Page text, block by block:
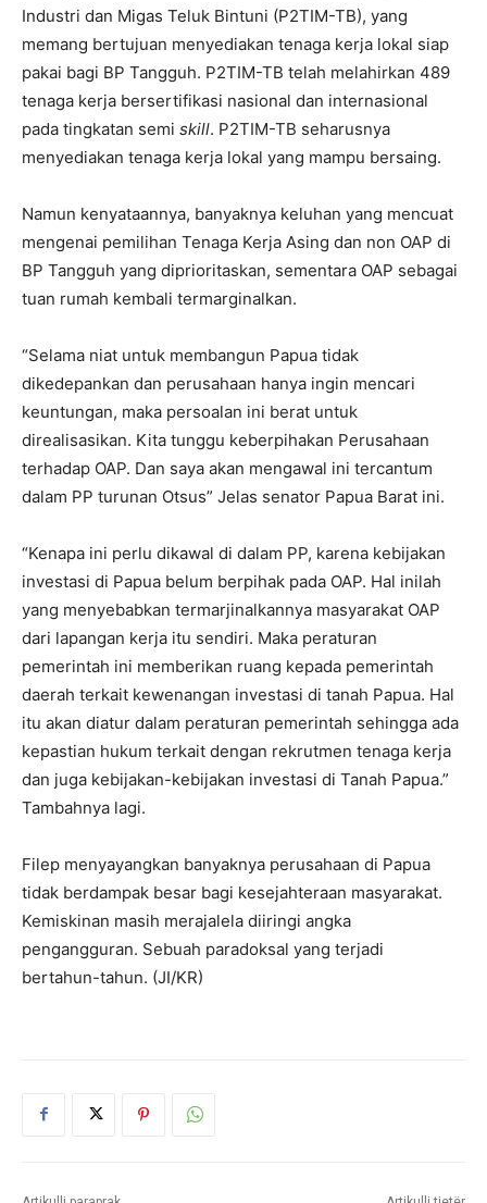
Industri dan Migas Teluk Bintuni (P2TIM-TB), yang
memang bertujuan menyediakan tenaga kerja lokal siap
pakai bagi BP Tangguh. P2TIM-TB telah melahirkan 489
tenaga kerja bersertifikasi nasional dan internasional
pada tingkatan semi skill. P2TIM-TB seharusnya
menyediakan tenaga kerja lokal yang mampu bersaing.
Namun kenyataannya, banyaknya keluhan yang mencuat
mengenai pemilihan Tenaga Kerja Asing dan non OAP di
BP Tangguh yang diprioritaskan, sementara OAP sebagai
tuan rumah kembali termarginalkan.
“Selama niat untuk membangun Papua tidak
dikedepankan dan perusahaan hanya ingin mencari
keuntungan, maka persoalan ini berat untuk
direalisasikan. Kita tunggu keberpihakan Perusahaan
terhadap OAP. Dan saya akan mengawal ini tercantum
dalam PP turunan Otsus” Jelas senator Papua Barat ini.
“Kenapa ini perlu dikawal di dalam PP, karena kebijakan
investasi di Papua belum berpihak pada OAP. Hal inilah
yang menyebabkan termarjinalkannya masyarakat OAP
dari lapangan kerja itu sendiri. Maka peraturan
pemerintah ini memberikan ruang kepada pemerintah
daerah terkait kewenangan investasi di tanah Papua. Hal
itu akan diatur dalam peraturan pemerintah sehingga ada
kepastian hukum terkait dengan rekrutmen tenaga kerja
dan juga kebijakan-kebijakan investasi di Tanah Papua.”
Tambahnya lagi.
Filep menyayangkan banyaknya perusahaan di Papua
tidak berdampak besar bagi kesejahteraan masyarakat.
Kemiskinan masih merajalela diiringi angka
pengangguran. Sebuah paradoksal yang terjadi
bertahun-tahun. (JI/KR)